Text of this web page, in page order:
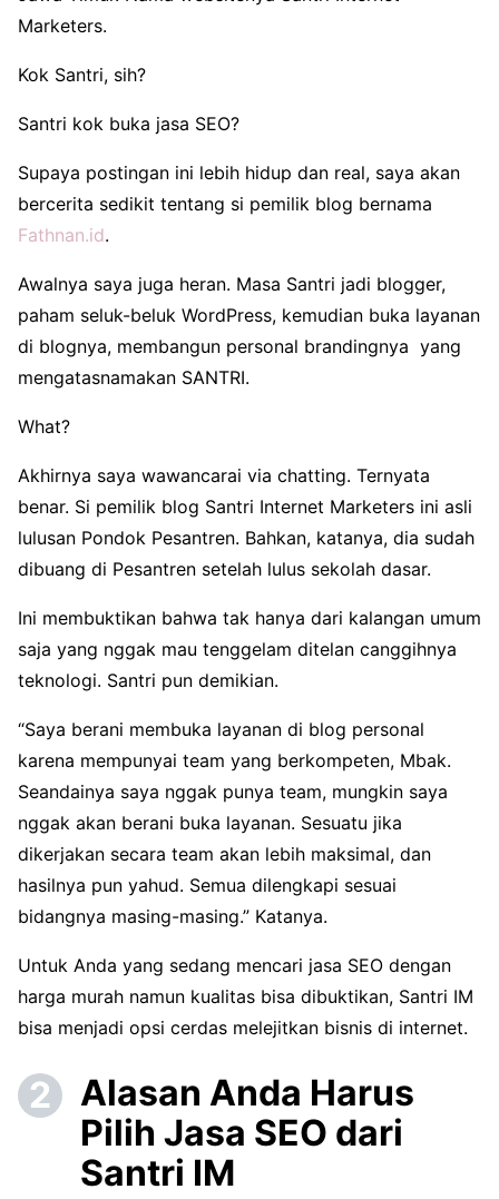
Marketers.
Kok Santri, sih?
Santri kok buka jasa SEO?
Supaya postingan ini lebih hidup dan real, saya akan
bercerita sedikit tentang si pemilik blog bernama
Fathnan.id.
Awalnya saya juga heran. Masa Santri jadi blogger,
paham seluk-beluk WordPress, kemudian buka layanan
di blognya, membangun personal brandingnya yang
mengatasnamakan SANTRI.
What?
Akhirnya saya wawancarai via chatting. Ternyata
benar. Si pemilik blog Santri Internet Marketers ini asli
lulusan Pondok Pesantren. Bahkan, katanya, dia sudah
dibuang di Pesantren setelah lulus sekolah dasar.
Ini membuktikan bahwa tak hanya dari kalangan umum
saja yang nggak mau tenggelam ditelan canggihnya
teknologi. Santri pun demikian.
“Saya berani membuka layanan di blog personal
karena mempunyai team yang berkompeten, Mbak.
Seandainya saya nggak punya team, mungkin saya
nggak akan berani buka layanan. Sesuatu jika
dikerjakan secara team akan lebih maksimal, dan
hasilnya pun yahud. Semua dilengkapi sesuai
bidangnya masing-masing.” Katanya.
Untuk Anda yang sedang mencari jasa SEO dengan
harga murah namun kualitas bisa dibuktikan, Santri IM
bisa menjadi opsi cerdas melejitkan bisnis di internet.
Alasan Anda Harus
Pilih Jasa SEO dari
Santri IM